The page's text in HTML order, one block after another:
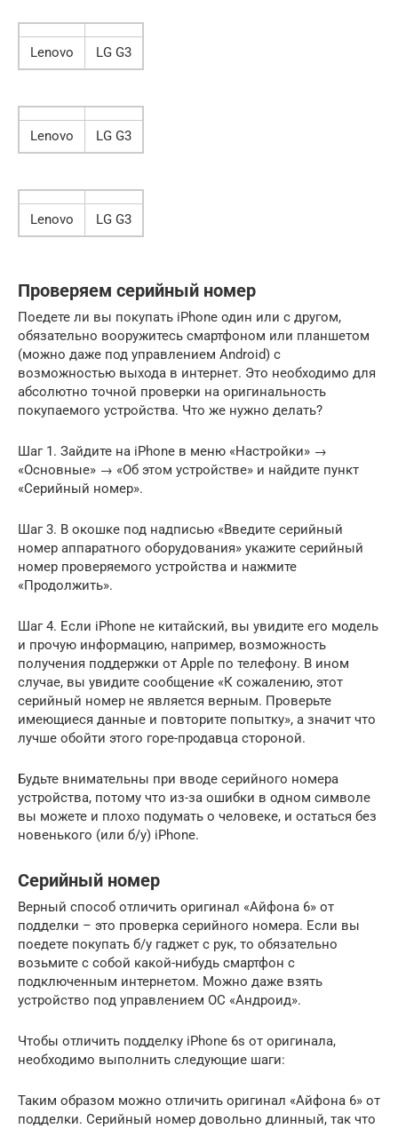
Lenovo LG G3
Lenovo LG G3
Lenovo LG G3
Проверяем серийный номер
Поедете ли вы покупать iPhone один или с другом,
обязательно вооружитесь смартфоном или планшетом
(можно даже под управлением Android) с
возможностью выхода в интернет. Это необходимо для
абсолютно точной проверки на оригинальность
покупаемого устройства. Что же нужно делать?
Шаг 1. Зайдите на iPhone в меню «Настройки» →
«Основные» → «Об этом устройстве» и найдите пункт
«Серийный номер».
Шаг 3. В окошке под надписью «Введите серийный
номер аппаратного оборудования» укажите серийный
номер проверяемого устройства и нажмите
«Продолжить».
Шаг 4. Если iPhone не китайский, вы увидите его модель
и прочую информацию, например, возможность
получения поддержки от Apple по телефону. В ином
случае, вы увидите сообщение «К сожалению, этот
серийный номер не является верным. Проверьте
имеющиеся данные и повторите попытку», а значит что
лучше обойти этого горе-продавца стороной.
Будьте внимательны при вводе серийного номера
устройства, потому что из-за ошибки в одном символе
вы можете и плохо подумать о человеке, и остаться без
новенького (или б/у) iPhone.
Серийный номер
Верный способ отличить оригинал «Айфона 6» от
подделки – это проверка серийного номера. Если вы
поедете покупать б/у гаджет с рук, то обязательно
возьмите с собой какой-нибудь смартфон с
подключенным интернетом. Можно даже взять
устройство под управлением ОС «Андроид».
Чтобы отличить подделку iPhone 6s от оригинала,
необходимо выполнить следующие шаги:
Таким образом можно отличить оригинал «Айфона 6» от
подделки. Серийный номер довольно длинный, так что